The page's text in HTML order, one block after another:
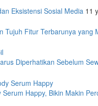
Eksistensi Sosial Media 11
Tujuh Fitur Terbarunya yang
Diperhatikan Sebelum
Serum Happy, Bikin Makin